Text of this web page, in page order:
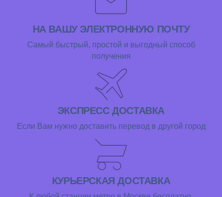
НА ВАШУ ЭЛЕКТРОННУЮ ПОЧТУ
Самый быстрый, простой и выгодный способ
получения
ЭКСПРЕСС ДОСТАВКА
Если Вам нужно доставить перевод в другой город
КУРЬЕРСКАЯ ДОСТАВКА